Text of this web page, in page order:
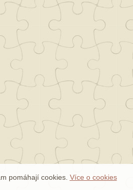
pomáhají cookies. Více o cookies